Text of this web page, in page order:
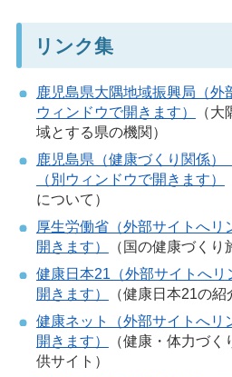
リンク集
鹿児島県大隅地域振興局（外
ウィンドウで開きます）
（
域とする県の機関）
鹿児島県（健康づくり関係）
（別ウィンドウで開きます）
について）
厚生労働省（外部サイトへリ
開きます）
（国の健康づくり
健康日本21（外部サイトへ
開きます）
（健康日本21の紹
健康ネット（外部サイトへリ
開きます）
（健康・体力づ
供サイト）